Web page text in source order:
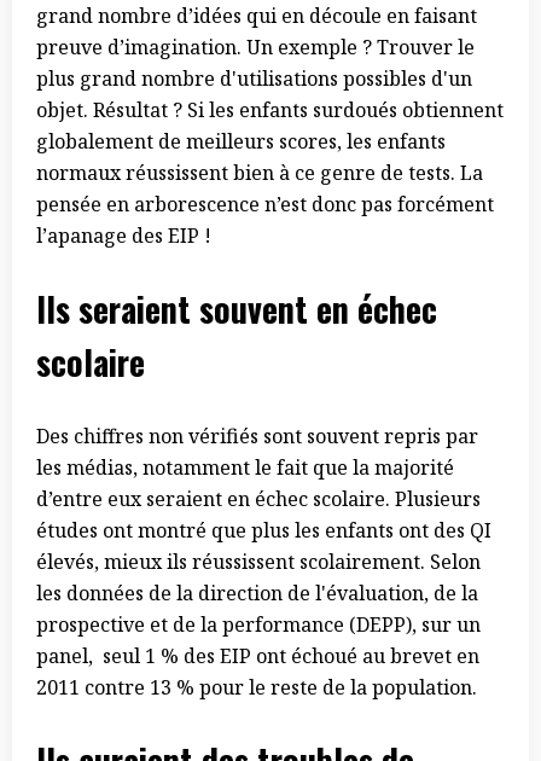
grand nombre d’idées qui en découle en faisant
preuve d’imagination. Un exemple ? Trouver le
plus grand nombre d'utilisations possibles d'un
objet. Résultat ? Si les enfants surdoués obtiennent
globalement de meilleurs scores, les enfants
normaux réussissent bien à ce genre de tests. La
pensée en arborescence n’est donc pas forcément
l’apanage des EIP !
Ils seraientsouvent en échec
scolaire
Des chiffres non vérifiés sont souvent repris par
les médias, notamment le fait que la majorité
d’entre eux seraient en échec scolaire. Plusieurs
études ont montré que plus les enfants ont des QI
élevés, mieux ils réussissent scolairement. Selon
les données de la direction de l'évaluation, de la
prospective et de la performance (DEPP), sur un
panel, seul 1 % des EIP ont échoué au brevet en
2011 contre 13 % pour le reste de la population.